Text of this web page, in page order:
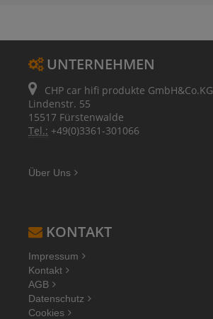
UNTERNEHMEN
CHP car hifi produkte GmbH&Co.KG
Lindenstr. 55
15517 Fürstenwalde
Tel.: +49(0)3361-301066
Über Uns
KONTAKT
Impressum
Kontakt
AGB
Datenschutz
Cookies